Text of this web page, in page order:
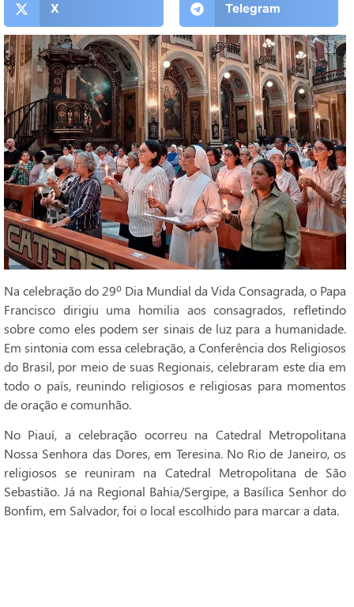
X Telegram
Na celebração do 29º Dia Mundial da Vida Consagrada, o Papa
Francisco dirigiu uma homilia aos consagrados, refletindo
sobre como eles podem ser sinais de luz para a humanidade.
Em sintonia com essa celebração, a Conferência dos Religiosos
do Brasil, por meio de suas Regionais, celebraram este dia em
todo o país, reunindo religiosos e religiosas para momentos
de oração e comunhão.
No Piauí, a celebração ocorreu na Catedral Metropolitana
Nossa Senhora das Dores, em Teresina. No Rio de Janeiro, os
religiosos se reuniram na Catedral Metropolitana de São
Sebastião. Já na Regional Bahia/Sergipe, a Basílica Senhor do
Bonfim, em Salvador, foi o local escolhido para marcar a data.